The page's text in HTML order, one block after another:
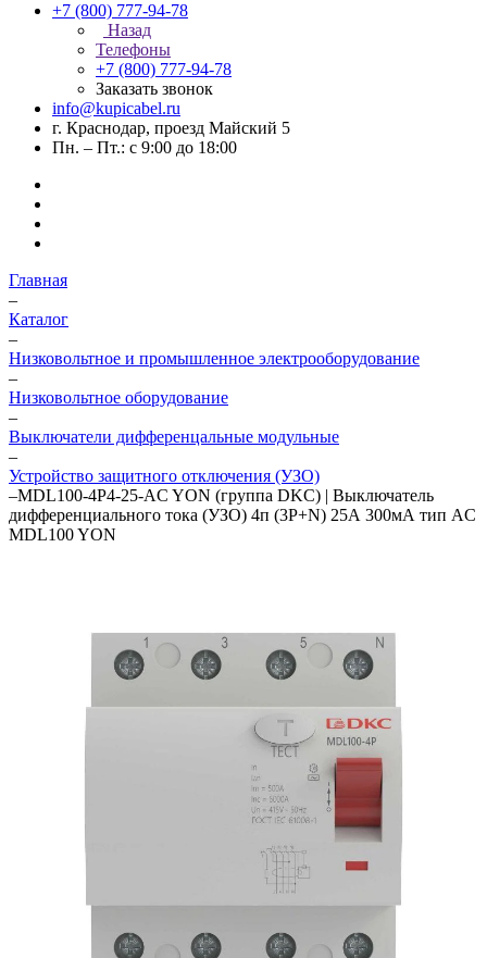
+7 (800) 777-94-78
Назад
Телефоны
+7 (800) 777-94-78
Заказать звонок
info@kupicabel.ru
г. Краснодар, проезд Майский 5
Пн. – Пт.: с 9:00 до 18:00
Главная
–
Каталог
–
Низковольтное и промышленное электрооборудование
–
Низковольтное оборудование
–
Выключатели дифференцальные модульные
–
Устройство защитного отключения (УЗО)
–MDL100-4P4-25-AC YON (группа DKC) | Выключатель
дифференциального тока (УЗО) 4п (3P+N) 25А 300мА тип AC
MDL100 YON